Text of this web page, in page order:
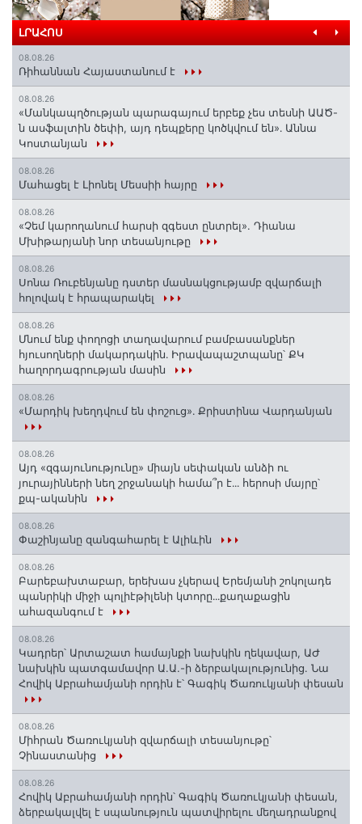
ԼՐԱՀՈՍ
08.08.26
Ռիհաննան Հայաստանում է
08.08.26
«Մանկապղծության պարագայում երբեք չես տեսնի ԱԱԾ-
ն ասֆալտին ծեփի, այդ դեպքերը կոծկվում են»․ Աննա
Կոստանյան
08.08.26
Մահացել է Լիոնել Մեսսիի հայրը
08.08.26
«Չեմ կարողանում հարսի զգեստ ընտրել». Դիանա
Մխիթարյանի նոր տեսանյութը
08.08.26
Սոնա Ռուբենյանը դստեր մասնակցությամբ զվարճալի
հոլովակ է հրապարակել
08.08.26
Մնում ենք փողոցի տաղավարում բամբասանքներ
հյուսողների մակարդակին․ Իրավապաշտպանը՝ ՔԿ
հաղորդագրության մասին
08.08.26
«Մարդիկ խեղդվում են փոշուց»․ Քրիստինա Վարդանյան
08.08.26
Այդ «զգայունությունը» միայն սեփական անձի ու
յուրայինների նեղ շրջանակի համա՞ր է․․․ հերոսի մայրը՝
քպ-ականին
08.08.26
Փաշինյանը զանգահարել է Ալիևին
08.08.26
Բարեբախտաբար, երեխաս չկերավ Երեմյանի շոկոլադե
պանրիկի միջի պոլիէթիլենի կտորը․․․քաղաքացին
ահազանգում է
08.08.26
Կադրեր՝ Արտաշատ համայնքի նախկին ղեկավար, ԱԺ
նախկին պատգամավոր Ա.Ա.-ի ձերբակալությունից. Նա
Հովիկ Աբրահամյանի որդին է՝ Գագիկ Ծառուկյանի փեսան
08.08.26
Միհրան Ծառուկյանի զվարճալի տեսանյութը՝
Չինաստանից
08.08.26
Հովիկ Աբրահամյանի որդին՝ Գագիկ Ծառուկյանի փեսան,
ձերբակալվել է սպանություն պատվիրելու մեղադրանքով